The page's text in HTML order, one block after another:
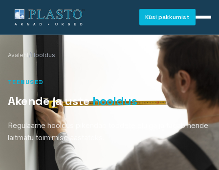
Küsi pakkumist
Avaleht/Hooldus
TEENUSED
Akende ja ustehooldus
Regulaarne hooldus pikendab toodete eluiga ja tagab nende
laitmatu toimimise aastateks.